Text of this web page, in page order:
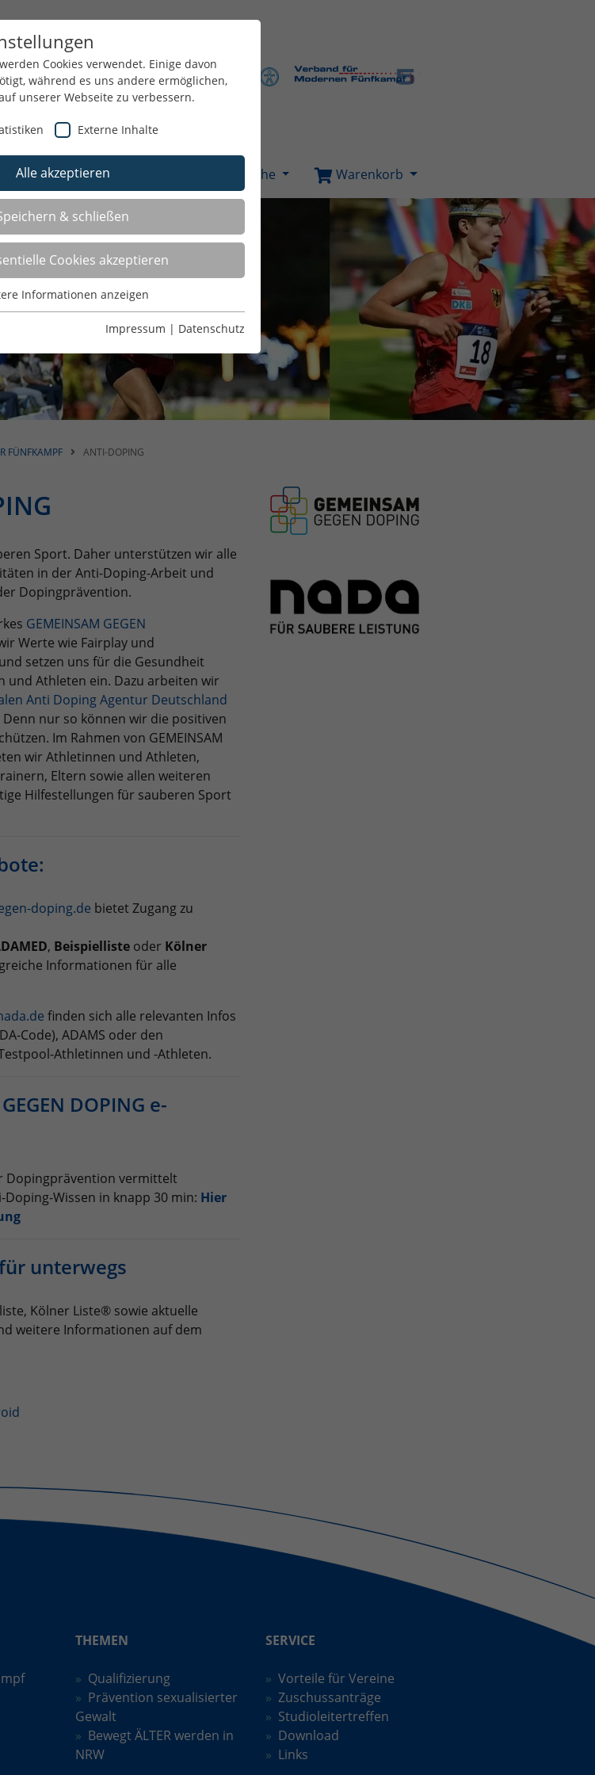
Suche Warenkorb
FÜNFKAMPF ANTI-DOPING
Sport. Daher unterstützen wir alle
in der Anti-Doping-Arbeit und
Dopingprävention.
GEMEINSAM GEGEN
Werte wie Fairplay und
setzen uns für die Gesundheit
und Athleten ein. Dazu arbeiten wir
Anti Doping Agentur Deutschland
Denn nur so können wir die positiven
Im Rahmen von GEMEINSAM
wir Athletinnen und Athleten,
Eltern sowie allen weiteren
Hilfestellungen für sauberen Sport
doping.de bietet Zugang zu
, Beispielliste oder Kölner
Informationen für alle
finden sich alle relevanten Infos
Code), ADAMS oder den
Athletinnen und -Athleten.
DOPING e-
Dopingprävention vermittelt
Wissen in knapp 30 min: Hier
unterwegs
Kölner Liste® sowie aktuelle
weitere Informationen auf dem
THEMEN
Qualifizierung
Prävention sexualisierter
Gewalt
Bewegt ÄLTER werden in
NRW
SERVICE
Vorteile für Vereine
Zuschussanträge
Studioleitertreffen
Download
Links
Cookies verwendet. Einige davon
während es uns andere ermöglichen,
unserer Webseite zu verbessern.
Externe Inhalte
Alle akzeptieren
& schließen
Cookies akzeptieren
für grundlegende Funktionen der
Cookie ist ein Standard-Session-Cookie
TYPO3. Es speichert im Falle eines
Logins die Session-ID. So kann der
Benutzer wiedererkannt werden
es wird ihm Zugang zu geschützten
gewährt.
Informationen anzeigen
alle Skripte für analytisches Tracking
Analytics
Cookie wird von Google Analytics
Das Cookie wird verwendet, um
, Sitzungs- und Kampagnendaten
berechnen und die Nutzung der Website
den Analysebericht der Website zu
Die Cookies speichern
anonym und weisen eine
generierte Nummer zu, um
Besucher zu identifizieren.
Cookie wird von Google Analytics
darüber zu speichern, wie
eine Website nutzen, und hilft bei
umfassen die Anzahl der Besucher, die
aus der sie stammen, und die Seiten
Form.
verwendet, um den Sitzungsstatus zu
Informationen anzeigen
Website externe Inhalte, um Ihnen
anzubieten.
Informationen anzeigen
Impressum | Datenschutz